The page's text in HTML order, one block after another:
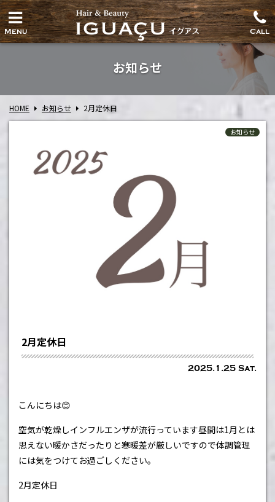
Menu Call
お知らせ
HOME お知らせ 2月定休日
お知らせ
2月定休日
2025.1.25 Sat.
こんにちは😊
空気が乾燥しインフルエンザが流行っています昼間は1月とは
思えない暖かさだったりと寒暖差が厳しいですので体調管理
には気をつけてお過ごしください。
2月定休日